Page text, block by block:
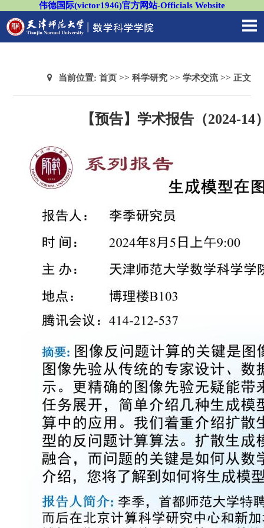
伟德国际(victor1946)官方网站-Officials Website
当前位置: 首页>> 科学研究>> 学术交流>> 正文
【预告】学术报告（2024-